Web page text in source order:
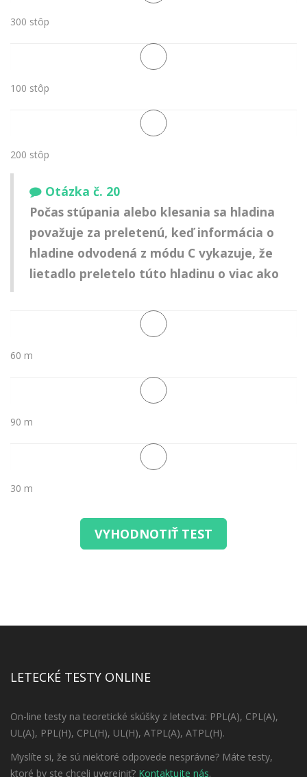
300 stôp
100 stôp
200 stôp
Otázka č. 20
Počas stúpania alebo klesania sa hladina
považuje za preletenú, keď informácia o
hladine odvodená z módu C vykazuje, že
lietadlo preletelo túto hladinu o viac ako
60 m
90 m
30 m
VYHODNOTIŤ TEST
LETECKÉ TESTY ONLINE
On-line testy na teoretické skúšky z letectva: PPL(A), CPL(A),
UL(A), PPL(H), CPL(H), UL(H), ATPL(A), ATPL(H).
Myslíte si, že sú niektoré odpovede nesprávne? Máte testy,
ktoré by ste chceli uverejniť? Kontaktujte nás.